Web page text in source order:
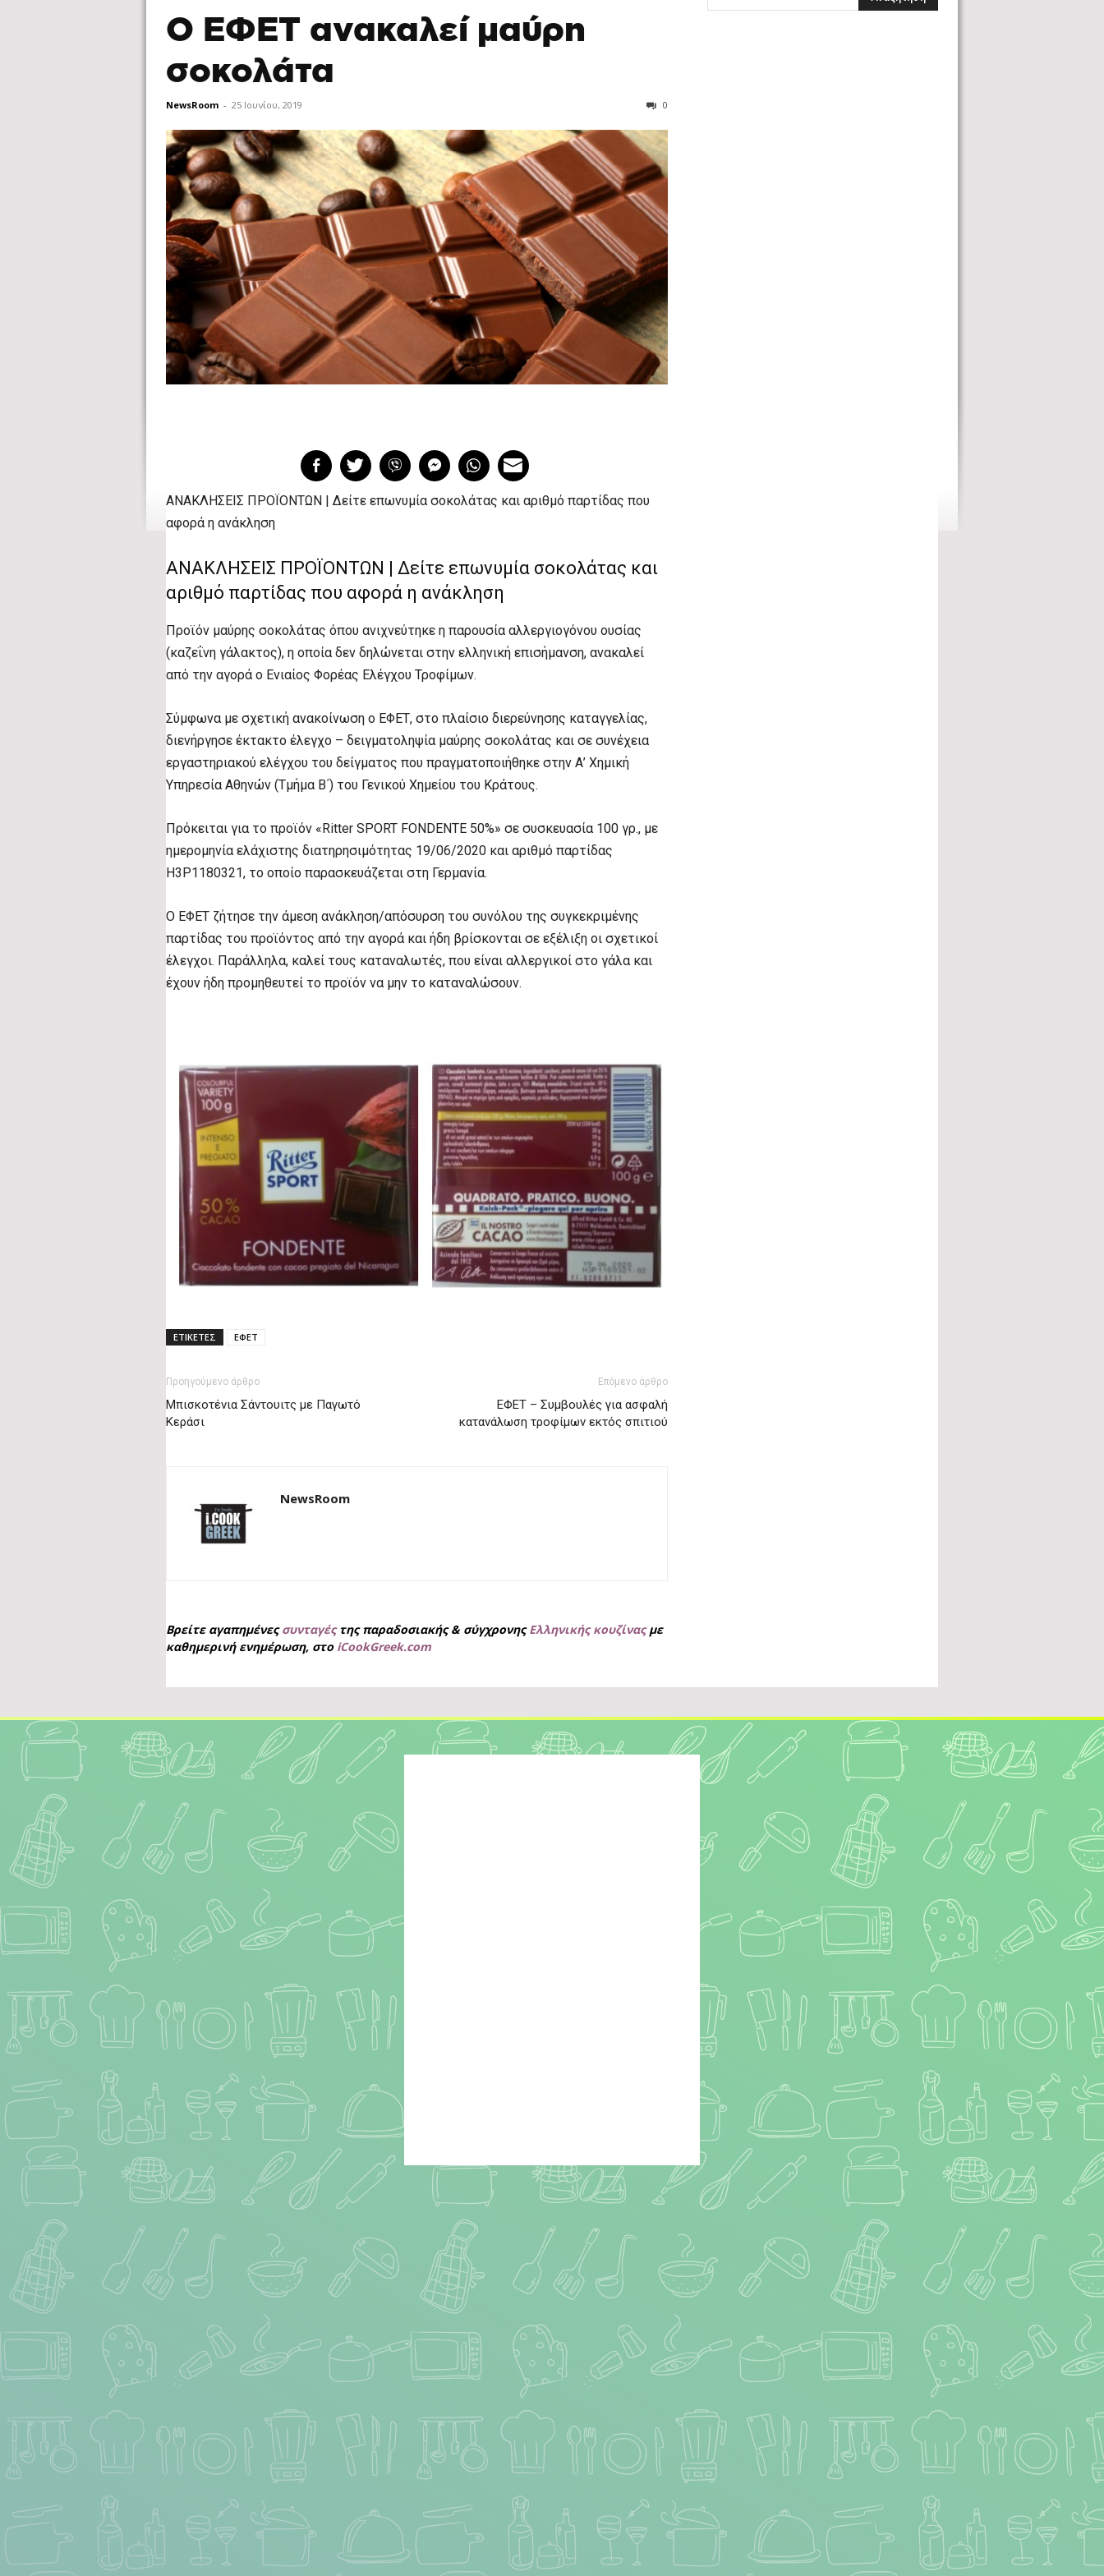
Ο ΕΦΕΤ ανακαλεί μαύρη
σοκολάτα
NewsRoom - 25 Ιουνίου, 2019 0
ΑΝΑΚΛΗΣΕΙΣ ΠΡΟΪΟΝΤΩΝ | Δείτε επωνυμία σοκολάτας και αριθμό παρτίδας που
αφορά η ανάκληση
ΑΝΑΚΛΗΣΕΙΣ ΠΡΟΪΟΝΤΩΝ | Δείτε επωνυμία σοκολάτας και
αριθμό παρτίδας που αφορά η ανάκληση
Προϊόν μαύρης σοκολάτας όπου ανιχνεύτηκε η παρουσία αλλεργιογόνου ουσίας
(καζεΐνη γάλακτος), η οποία δεν δηλώνεται στην ελληνική επισήμανση, ανακαλεί
από την αγορά ο Ενιαίος Φορέας Ελέγχου Τροφίμων.
Σύμφωνα με σχετική ανακοίνωση ο ΕΦΕΤ, στο πλαίσιο διερεύνησης καταγγελίας,
διενήργησε έκτακτο έλεγχο – δειγματοληψία μαύρης σοκολάτας και σε συνέχεια
εργαστηριακού ελέγχου του δείγματος που πραγματοποιήθηκε στην Α’ Χημική
Υπηρεσία Αθηνών (Τμήμα Β΄) του Γενικού Χημείου του Κράτους.
Πρόκειται για το προϊόν «Ritter SPORT FONDENTE 50%» σε συσκευασία 100 γρ., με
ημερομηνία ελάχιστης διατηρησιμότητας 19/06/2020 και αριθμό παρτίδας
Η3Ρ1180321, το οποίο παρασκευάζεται στη Γερμανία.
Ο ΕΦΕΤ ζήτησε την άμεση ανάκληση/απόσυρση του συνόλου της συγκεκριμένης
παρτίδας του προϊόντος από την αγορά και ήδη βρίσκονται σε εξέλιξη οι σχετικοί
έλεγχοι. Παράλληλα, καλεί τους καταναλωτές, που είναι αλλεργικοί στο γάλα και
έχουν ήδη προμηθευτεί το προϊόν να μην το καταναλώσουν.
ΕΤΙΚΕΤΕΣ ΕΦΕΤ
Προηγούμενο άρθρο
Μπισκοτένια Σάντουιτς με Παγωτό
Κεράσι
Επόμενο άρθρο
ΕΦΕΤ – Συμβουλές για ασφαλή
κατανάλωση τροφίμων εκτός σπιτιού
NewsRoom
Βρείτε αγαπημένεςσυνταγέςτης παραδοσιακής & σύγχρονηςΕλληνικής κουζίναςμε
καθημερινή ενημέρωση, στο iCookGreek.com